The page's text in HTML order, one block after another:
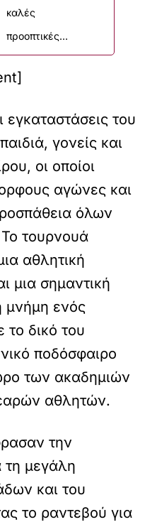
καλές
προοπτικές…
του
γονείς και
οι οποίοι
αγώνες και
όλων
τουρνουά
αθλητική
μια σημαντική
μνήμη ενός
δικό του
ποδόσφαιρο
των ακαδημιών
αθλητών.
την
τη μεγάλη
και του
το ραντεβού για